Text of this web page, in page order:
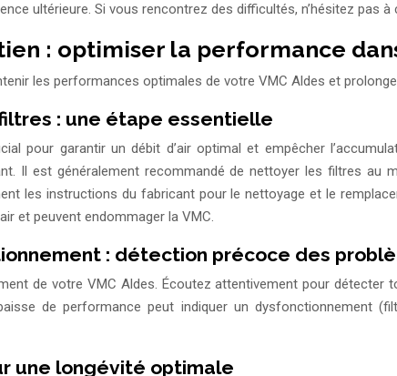
ultérieure. Si vous rencontrez des difficultés, n’hésitez pas
: optimiser la performance
les performances optimales de votre VMC Aldes et
: une étape essentielle
pour garantir un débit d’air optimal et empêcher
Il est généralement recommandé de nettoyer les filtres
les instructions du fabricant pour le nettoyage et le
et peuvent endommager la VMC.
: détection précoce des
de votre VMC Aldes. Écoutez attentivement pour
de performance peut indiquer un dysfonctionnement
une longévité optimale